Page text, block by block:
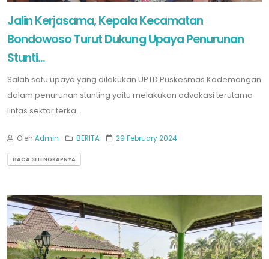
Jalin Kerjasama, Kepala Kecamatan
Bondowoso Turut Dukung Upaya Penurunan
Stunti...
Salah satu upaya yang dilakukan UPTD Puskesmas Kademangan
dalam penurunan stunting yaitu melakukan advokasi terutama
lintas sektor terka...
Oleh Admin BERITA 29 February 2024
BACA SELENGKAPNYA